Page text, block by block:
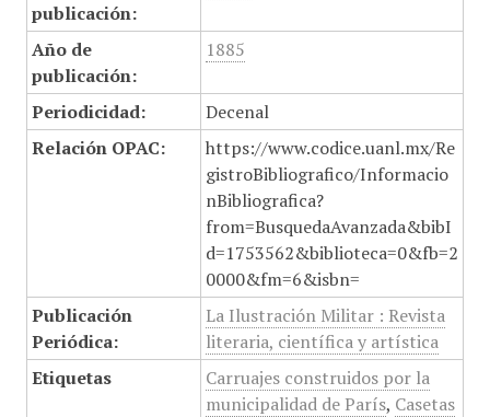
publicación:
Año de
publicación:
1885
Periodicidad:
Decenal
Relación OPAC:
https://www.codice.uanl.mx/Re
gistroBibliografico/Informacio
nBibliografica?
from=BusquedaAvanzada&bibI
d=1753562&biblioteca=0&fb=2
0000&fm=6&isbn=
Publicación
Periódica:
La Ilustración Militar : Revista
literaria, científica y artística
Etiquetas
Carruajes construidos por la
municipalidad de París, Casetas